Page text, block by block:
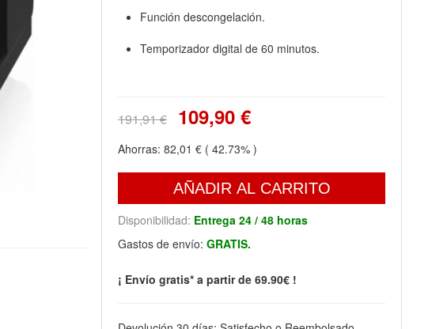
Función descongelación.
Temporizador digital de 60 minutos.
191,91 € 109,90 €
Ahorras: 82,01 € ( 42.73% )
AÑADIR AL CARRITO
Disponibilidad: Entrega 24 / 48 horas
Gastos de envío: GRATIS.
¡ Envío gratis* a partir de 69.90€ !